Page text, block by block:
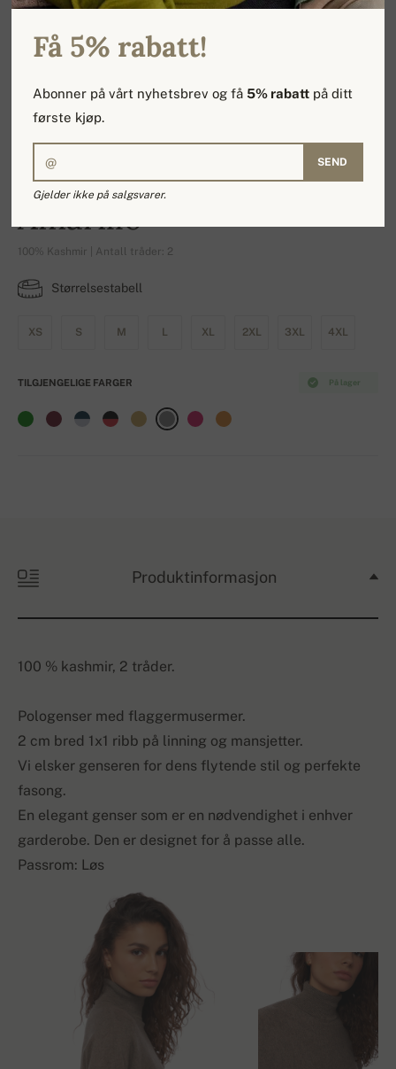
Amarillo
100% Kashmir | Antall tråder: 2
Størrelsestabell
XS S M L XL 2XL 3XL 4XL
På lager
TILGJENGELIGE FARGER
Produktinformasjon
100 % kashmir, 2 tråder.
Pologenser med flaggermusermer.
2 cm bred 1x1 ribb på linning og mansjetter.
Vi elsker genseren for dens flytende stil og perfekte
fasong.
En elegant genser som er en nødvendighet i enhver
garderobe. Den er designet for å passe alle.
Passrom: Løs
Få 5% rabatt!
Abonner på vårt nyhetsbrev og få5% rabatt på ditt
første kjøp.
SEND
Gjelder ikke på salgsvarer.